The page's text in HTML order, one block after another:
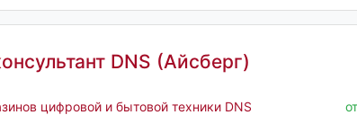
DNS (Айсберг)
цифровой и бытовой техники DNS